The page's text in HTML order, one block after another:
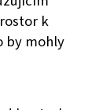
k
by mohly